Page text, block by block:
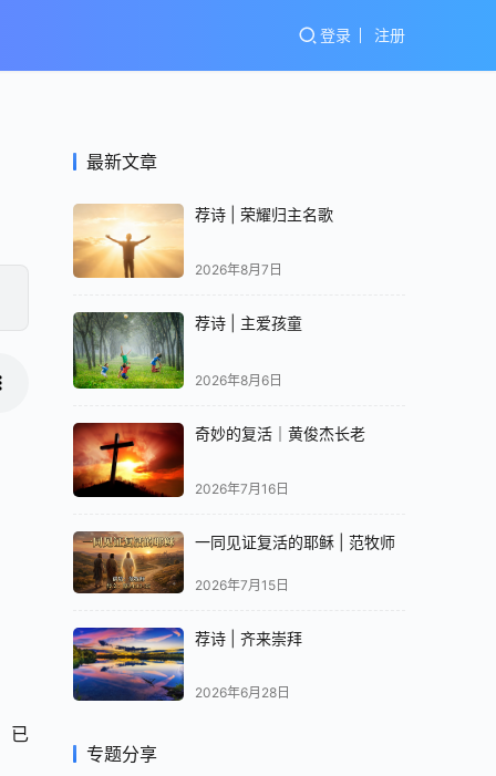
登录 注册
已
最新文章
荐诗 | 荣耀归主名歌
2026年8月7日
荐诗 | 主爱孩童
2026年8月6日
奇妙的复活｜黄俊杰长老
2026年7月16日
一同见证复活的耶稣 | 范牧师
2026年7月15日
荐诗 | 齐来崇拜
2026年6月28日
专题分享